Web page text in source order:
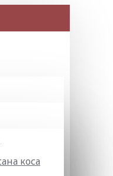
коса